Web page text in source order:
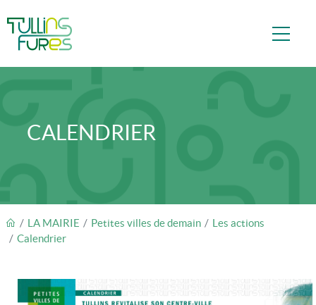
CALENDRIER
FIL D'ARIANE
LA MAIRIE Petites villes de demain
Les actions
Calendrier